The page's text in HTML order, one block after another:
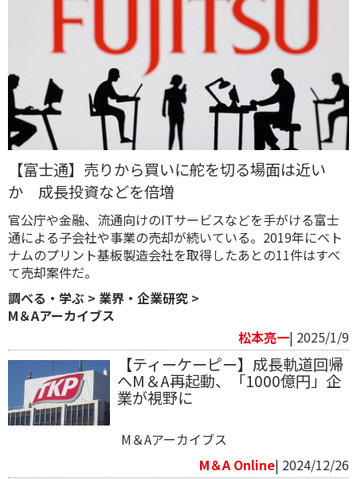
【富士通】売りから買いに舵を切る場面は近い
か 成長投資などを倍増
官公庁や金融、流通向けのITサービスなどを手がける富士
通による子会社や事業の売却が続いている。2019年にベト
ナムのプリント基板製造会社を取得したあとの11件はすべ
て売却案件だ。
調べる・学ぶ > 業界・企業研究 >
M＆Aアーカイブス
松本亮一| 2025/1/9
【ティーケーピー】成長軌道回帰
へM＆A再起動、「1000億円」企
業が視野に
M＆Aアーカイブス
M＆A Online| 2024/12/26